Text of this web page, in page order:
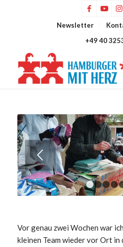
Newsletter
+49 40
Vor genau zwei Wochen war
kleinen Team wieder vor Ort in